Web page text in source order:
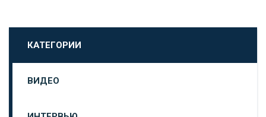
КАТЕГОРИИ
ВИДЕО